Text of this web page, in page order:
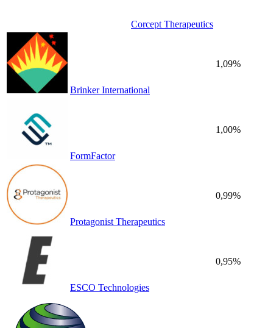
Corcept Therapeutics
Brinker International
1,09%
FormFactor
1,00%
Protagonist Therapeutics
0,99%
ESCO Technologies
0,95%